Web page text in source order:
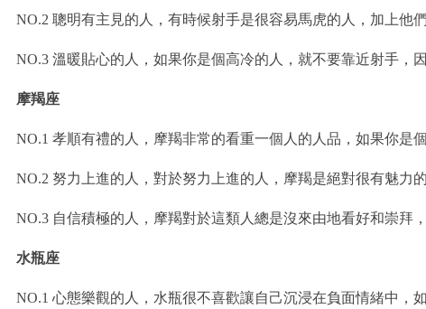
NO.2 聰明有主見的人，有時候射手是很容易馬虎的人，加上他
NO.3 溫暖貼心的人，如果你是個高冷的人，就不要靠近射手，
摩羯座
NO.1 孝順有禮的人，摩羯非常的看重一個人的人品，如果你是
NO.2 努力上進的人，對於努力上進的人，摩羯是絕對很有魅力
NO.3 自信積極的人，摩羯對於這類人總是沒來由地看好和崇拜
水瓶座
NO.1 心態樂觀的人，水瓶很不喜歡讓自己沉浸在負面情緒中，